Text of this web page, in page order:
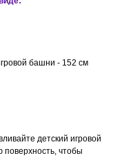
башни - 152 см
детский игровой
поверхность, чтобы